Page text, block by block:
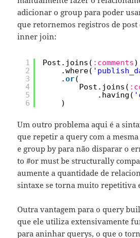
adicionar o group para poder
que retornemos registros de
inner join:
1
2
3
4
5
6
Post.joins( :comments
.where(
.or(
Post.joins(
.having(
)
Um outro problema aqui é a
que repetir a query com a
e group by para não disparar o
to #or must be structurally
aumente a quantidade de
sintaxe se torna muito repetitiva
Outra vantagem para o query
que ele utiliza extensivamente
para aninhar querys, o que o